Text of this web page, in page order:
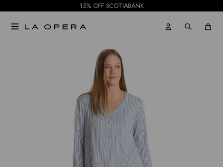
15% OFF SCOTIABANK

NOTIFICARME